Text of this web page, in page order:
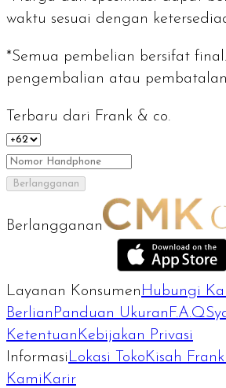
waktu sesuai dengan
*Semua pembelian bersifat
pengembalian atau
Terbaru dari Frank & co.
Berlangganan
Berlangganan
Layanan Konsumen Hubungi
Berlian Panduan Ukuran F.A.Q
Ketentuan Kebijakan Privasi
Informasi Lokasi Toko Kisah
Kami Karir